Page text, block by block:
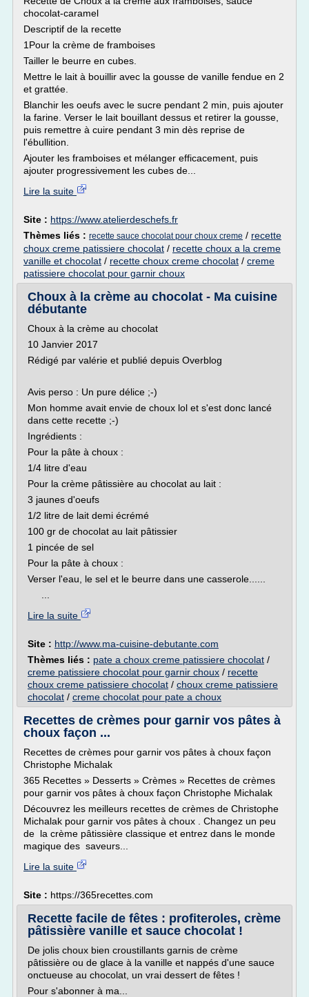
chocolat-caramel
Descriptif de la recette
1Pour la crème de framboises
Tailler le beurre en cubes.
Mettre le lait à bouillir avec la gousse de vanille fendue en 2
et grattée.
Blanchir les oeufs avec le sucre pendant 2 min, puis ajouter
la farine. Verser le lait bouillant dessus et retirer la gousse,
puis remettre à cuire pendant 3 min dès reprise de
l'ébullition.
Ajouter les framboises et mélanger efficacement, puis
ajouter progressivement les cubes de...
Lire la suite
Site : https://www.atelierdeschefs.fr
Thèmes liés : recette sauce chocolat pour choux creme / recette
choux creme patissiere chocolat / recette choux a la creme
vanille et chocolat / recette choux creme chocolat / creme
patissiere chocolat pour garnir choux
Choux à la crème au chocolat - Ma cuisine
débutante
Choux à la crème au chocolat
10 Janvier 2017
Rédigé par valérie et publié depuis Overblog
Avis perso : Un pure délice ;-)
Mon homme avait envie de choux lol et s'est donc lancé
dans cette recette ;-)
Ingrédients :
Pour la pâte à choux :
1/4 litre d'eau
Pour la crème pâtissière au chocolat au lait :
3 jaunes d'oeufs
1/2 litre de lait demi écrémé
100 gr de chocolat au lait pâtissier
1 pincée de sel
Pour la pâte à choux :
Verser l'eau, le sel et le beurre dans une casserole......
Lire la suite
Site : http://www.ma-cuisine-debutante.com
Thèmes liés : pate a choux creme patissiere chocolat /
creme patissiere chocolat pour garnir choux / recette
choux creme patissiere chocolat / choux creme patissiere
chocolat / creme chocolat pour pate a choux
Recettes de crèmes pour garnir vos pâtes à
choux façon ...
Recettes de crèmes pour garnir vos pâtes à choux façon
Christophe Michalak
365 Recettes » Desserts » Crèmes » Recettes de crèmes
pour garnir vos pâtes à choux façon Christophe Michalak
Découvrez les meilleurs recettes de crèmes de Christophe
Michalak pour garnir vos pâtes à choux . Changez un peu
de la crème pâtissière classique et entrez dans le monde
magique des saveurs...
Lire la suite
Site : https://365recettes.com
Recette facile de fêtes : profiteroles, crème
pâtissière vanille et sauce chocolat !
De jolis choux bien croustillants garnis de crème
pâtissière ou de glace à la vanille et nappés d'une sauce
onctueuse au chocolat, un vrai dessert de fêtes !
Pour s'abonner à ma...